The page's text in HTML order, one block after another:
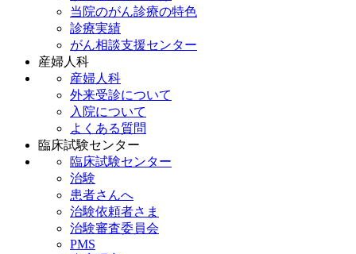
当院のがん診療の特色
診療実績
がん相談支援センター
産婦人科
産婦人科
外来受診について
入院について
よくある質問
臨床試験センター
臨床試験センター
治験
患者さんへ
治験依頼者さま
治験審査委員会
PMS